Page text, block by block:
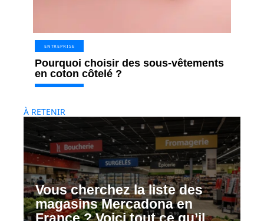
ENTREPRISE
Pourquoi choisir des sous-vêtements
en coton côtelé ?
À RETENIR
Vous cherchez la liste des
magasins Mercadona en